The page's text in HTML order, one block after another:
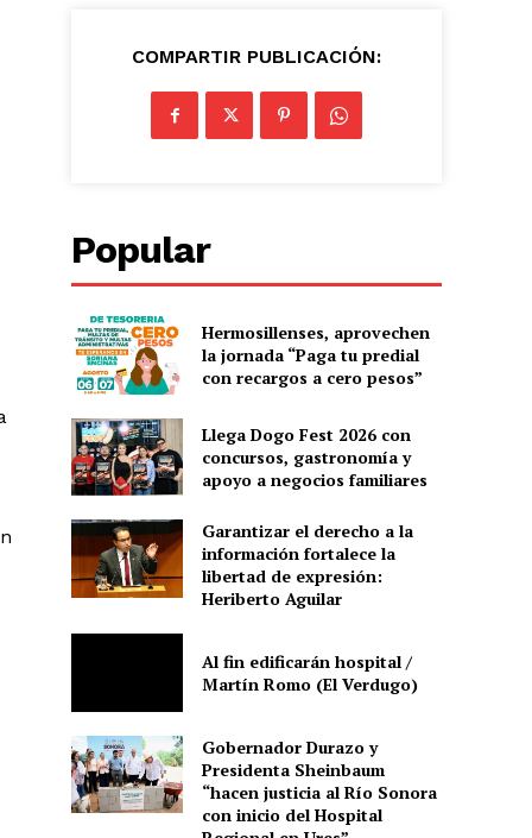
COMPARTIR PUBLICACIÓN:
Popular
Hermosillenses, aprovechen
la jornada “Paga tu predial
con recargos a cero pesos”
Llega Dogo Fest 2026 con
concursos, gastronomía y
apoyo a negocios familiares
Garantizar el derecho a la
información fortalece la
libertad de expresión:
Heriberto Aguilar
Al fin edificarán hospital /
Martín Romo (El Verdugo)
Gobernador Durazo y
Presidenta Sheinbaum
“hacen justicia al Río Sonora
con inicio del Hospital